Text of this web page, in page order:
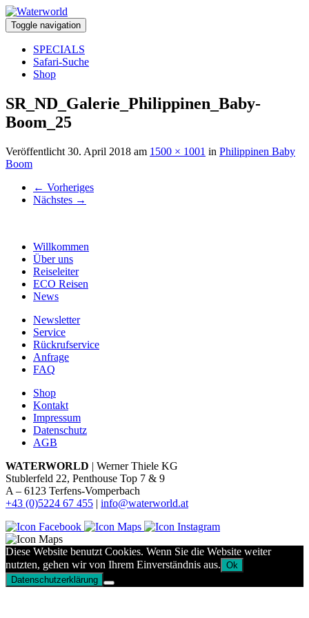
Toggle navigation
SPECIALS
Safari-Suche
Shop
SR_ND_Galerie_Philippinen_Baby-
Boom_25
Veröffentlicht 30. April 2018 am 1500 × 1001 in Philippinen Baby
Boom
← Vorheriges
Nächstes →
Willkommen
Über uns
Reiseleiter
ECO Reisen
News
Newsletter
Service
Rückrufservice
Anfrage
FAQ
Shop
Kontakt
Impressum
Datenschutz
AGB
WATERWORLD | Werner Thiele KG
Stublerfeld 22, Penthouse Top 7 & 9
A – 6123 Terfens-Vomperbach
+43 (0)5224 67 455 | info@waterworld.at
Diese Website benutzt Cookies. Wenn Sie die Website weiter
nutzten, gehen wir von Ihrem Einverständnis aus. Ok
Datenschutzerklärung